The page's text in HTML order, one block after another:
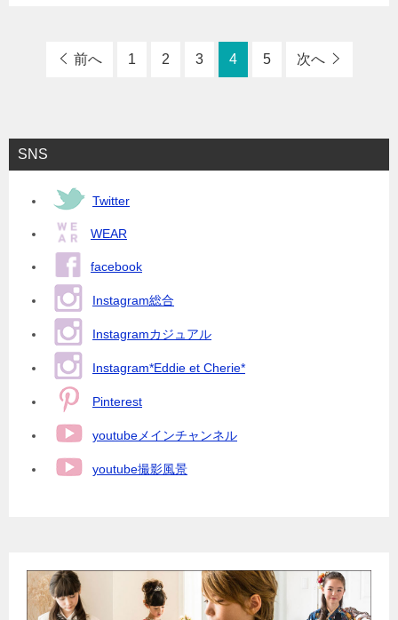
前へ 1 2 3 4 5 次へ
SNS
Twitter
WEAR
facebook
Instagram総合
Instagramカジュアル
Instagram*Eddie et Cherie*
Pinterest
youtubeメインチャンネル
youtube撮影風景